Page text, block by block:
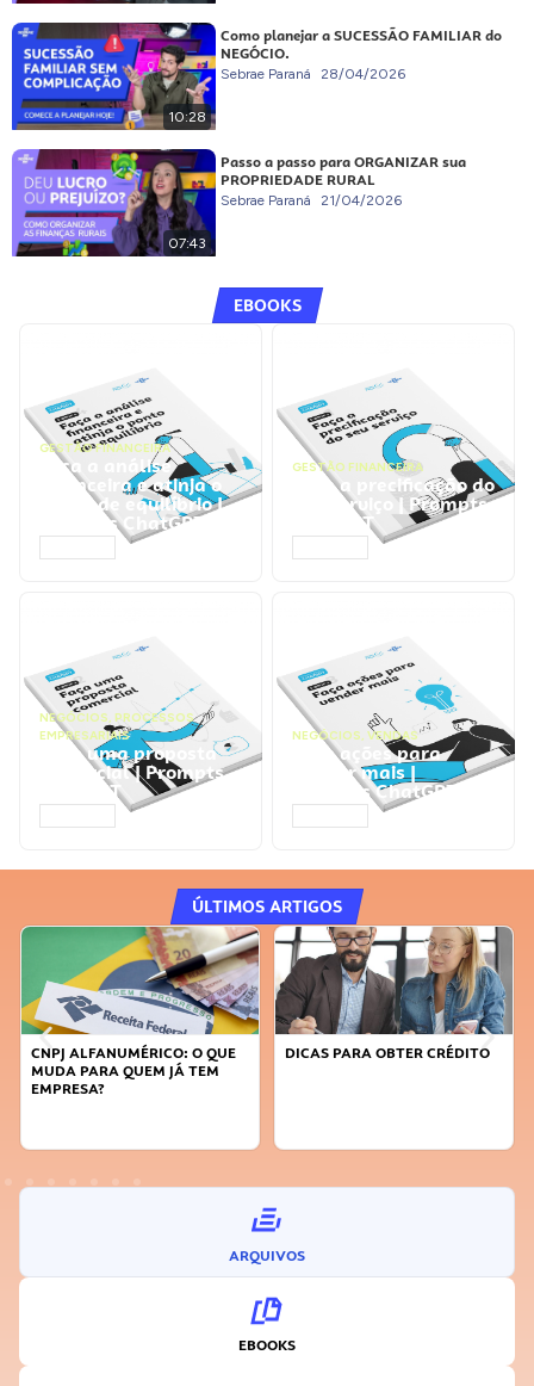
10:28
Como planejar a SUCESSÃO FAMILIAR do
NEGÓCIO.
Sebrae Paraná 28/04/2026
07:43
Passo a passo para ORGANIZAR sua
PROPRIEDADE RURAL
Sebrae Paraná 21/04/2026
EBOOKS
GESTÃO FINANCEIRA
Faça a análise
financeira e atinja o
ponto de equilíbrio |
Prompts ChatGPT
GESTÃO FINANCEIRA
Faça a precificação do
seu serviço | Prompts
ChatGPT
NEGÓCIOS, PROCESSOS
EMPRESARIAIS
Faça uma proposta
comercial | Prompts
ChatGPT
NEGÓCIOS, VENDAS
Faça ações para
vender mais |
Prompts ChatGPT
ÚLTIMOS ARTIGOS
DICAS PARA OBTER CRÉDITO
FAÇA A DIFERENÇA: SEJA
ARQUIVOS
EBOOKS